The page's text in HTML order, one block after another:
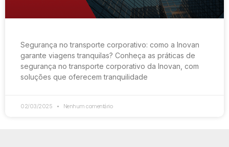
Segurança no transporte corporativo: como a Inovan
garante viagens tranquilas? Conheça as práticas de
segurança no transporte corporativo da Inovan, com
soluções que oferecem tranquilidade
02/03/2025 Nenhum comentário